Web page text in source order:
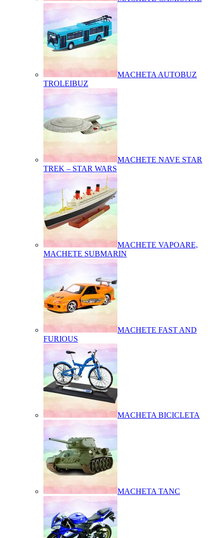
MACHETA AUTOBUZ
TROLEIBUZ
MACHETE NAVE STAR
TREK – STAR WARS
MACHETE VAPOARE,
MACHETE SUBMARIN
MACHETE FAST AND
FURIOUS
MACHETA BICICLETA
MACHETA TANC